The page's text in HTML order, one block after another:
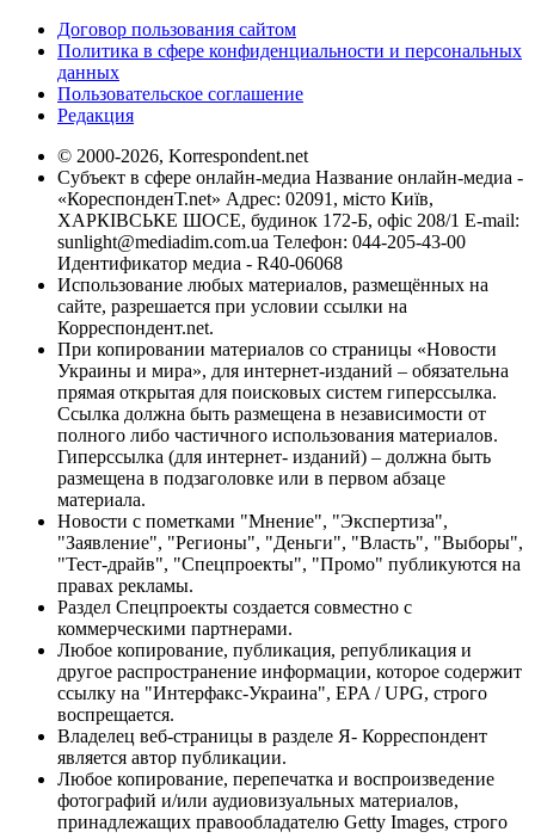
Договор пользования сайтом
Политика в сфере конфиденциальности и персональных
данных
Пользовательское соглашение
Редакция
© 2000-2026, Korrespondent.net
Субъект в сфере онлайн-медиа Название онлайн-медиа -
«КореспонденТ.net» Адрес: 02091, місто Київ,
ХАРКІВСЬКЕ ШОСЕ, будинок 172-Б, офіс 208/1 E-mail:
sunlight@mediadim.com.ua Телефон: 044-205-43-00
Идентификатор медиа - R40-06068
Использование любых материалов, размещённых на
сайте, разрешается при условии ссылки на
Корреспондент.net.
При копировании материалов со страницы «Новости
Украины и мира», для интернет-изданий – обязательна
прямая открытая для поисковых систем гиперссылка.
Ссылка должна быть размещена в независимости от
полного либо частичного использования материалов.
Гиперссылка (для интернет- изданий) – должна быть
размещена в подзаголовке или в первом абзаце
материала.
Новости с пометками "Мнение", "Экспертиза",
"Заявление", "Регионы", "Деньги", "Власть", "Выборы",
"Тест-драйв", "Спецпроекты", "Промо" публикуются на
правах рекламы.
Раздел Спецпроекты создается совместно с
коммерческими партнерами.
Любое копирование, публикация, републикация и
другое распространение информации, которое содержит
ссылку на "Интерфакс-Украина", EPA / UPG, строго
воспрещается.
Владелец веб-страницы в разделе Я- Корреспондент
является автор публикации.
Любое копирование, перепечатка и воспроизведение
фотографий и/или аудиовизуальных материалов,
принадлежащих правообладателю Getty Images, строго